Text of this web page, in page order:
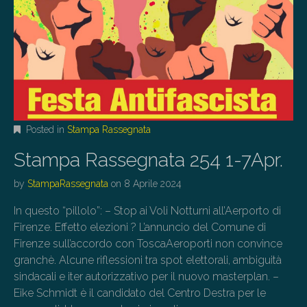
Posted in Stampa Rassegnata
Stampa Rassegnata 254 1-7Apr.
by StampaRassegnata on 8 Aprile 2024
In questo “pillolo”: – Stop ai Voli Notturni all’Aerporto di
Firenze. Effetto elezioni ? L’annuncio del Comune di
Firenze sull’accordo con ToscaAeroporti non convince
granchè. Alcune riflessioni tra spot elettorali, ambiguità
sindacali e iter autorizzativo per il nuovo masterplan. –
Eike Schmidt è il candidato del Centro Destra per le